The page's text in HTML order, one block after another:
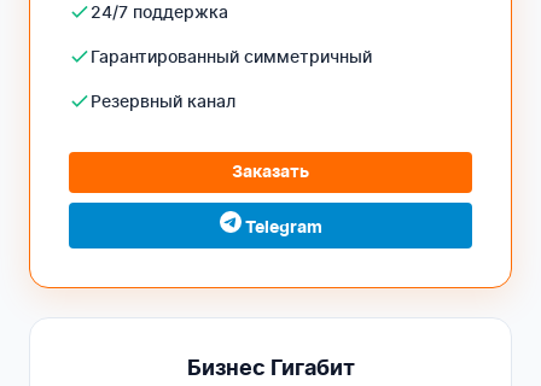
24/7 поддержка
Гарантированный симметричный
Резервный канал
Заказать
Telegram
Бизнес Гигабит